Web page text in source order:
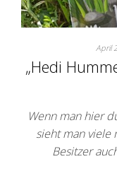
April
„Hedi
Wenn man hier
sieht man viele
Besitzer